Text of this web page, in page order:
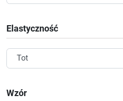
Elastyczność
Wzór